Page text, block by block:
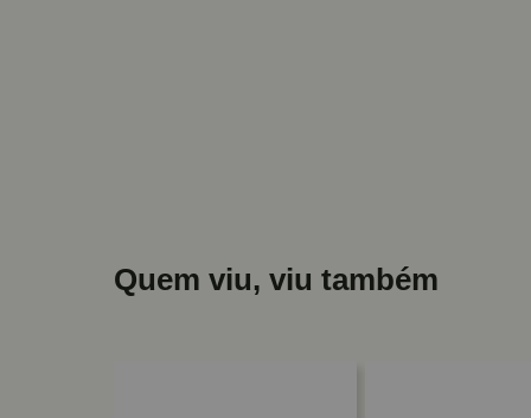
Quem viu, viu também